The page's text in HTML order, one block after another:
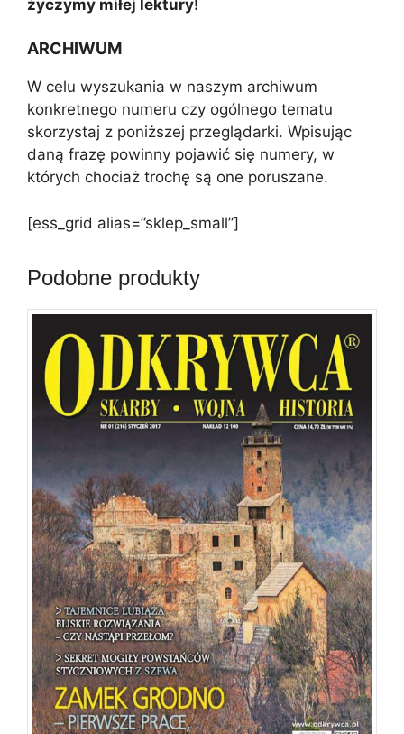
życzymy miłej lektury!
ARCHIWUM
W celu wyszukania w naszym archiwum
konkretnego numeru czy ogólnego tematu
skorzystaj z poniższej przeglądarki. Wpisując
daną frazę powinny pojawić się numery, w
których chociaż trochę są one poruszane.
[ess_grid alias=”sklep_small”]
Podobne produkty